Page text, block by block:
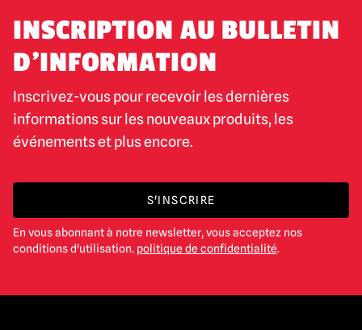
INSCRIPTION AU BULLETIN
D'INFORMATION
Inscrivez-vous pour recevoir les dernières
informations sur les nouveaux produits, les
événements et plus encore.
S'INSCRIRE
En vous abonnant à notre newsletter, vous acceptez nos
conditions d'utilisation. politique de confidentialité.